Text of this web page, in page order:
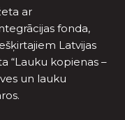
ar
fonda,
Latvijas
“Lauku kopienas –
un lauku